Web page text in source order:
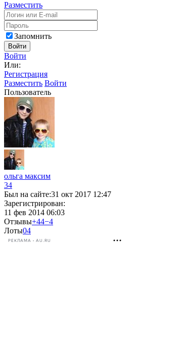
Разместить
Запомнить
Войти
Войти
Или:
Регистрация
Разместить Войти
Пользователь
ольга максим
34
Был на сайте:31 окт 2017 12:47
Зарегистрирован:
11 фев 2014 06:03
Отзывы+44−4
Лоты04
РЕКЛАМА • AU.RU